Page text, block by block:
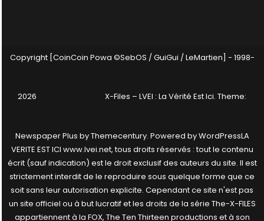
Copyright [CoinCoin Powa ©SebOS / GuiGui / LeMartien] - 1998-
2026 X-Files – LVEI : La Vérité Est Ici. Theme:
Newspaper Plus byThemecentury. Powered byWordPressLA
VERITE EST ICI www.lvei.net, tous droits réservés : tout le contenu
écrit (sauf indication) est le droit exclusif des auteurs du site. Il est
strictement interdit de le reproduire sous quelque forme que ce
soit sans leur autorisation explicite. Cependant ce site n'est pas
un site officiel ou à but lucratif et les droits de la série The-X-FILES
appartiennent à la FOX, The Ten Thirteen productions et à son